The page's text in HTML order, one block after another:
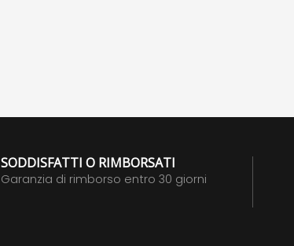
SODDISFATTI O RIMBORSATI
Garanzia di rimborso entro 30 giorni